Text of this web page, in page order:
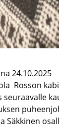
24.10.2025
Rosson
Säkkinen